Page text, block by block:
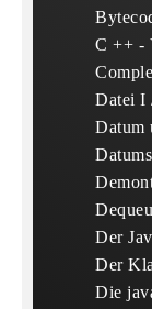
C ++ -
Datei I
Datum
Der
Der
Die